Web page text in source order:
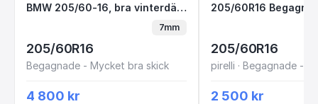
BMW 205/60-16, bra vinterdäck tpms
BMW 205/60-16, bra vinterdäck tpms
7mm
205/60R16
Begagnade - Mycket bra skick
4 800 kr
205/60R16
205/60R16
2 500 kr